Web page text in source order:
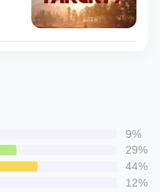
9%
29%
44%
12%